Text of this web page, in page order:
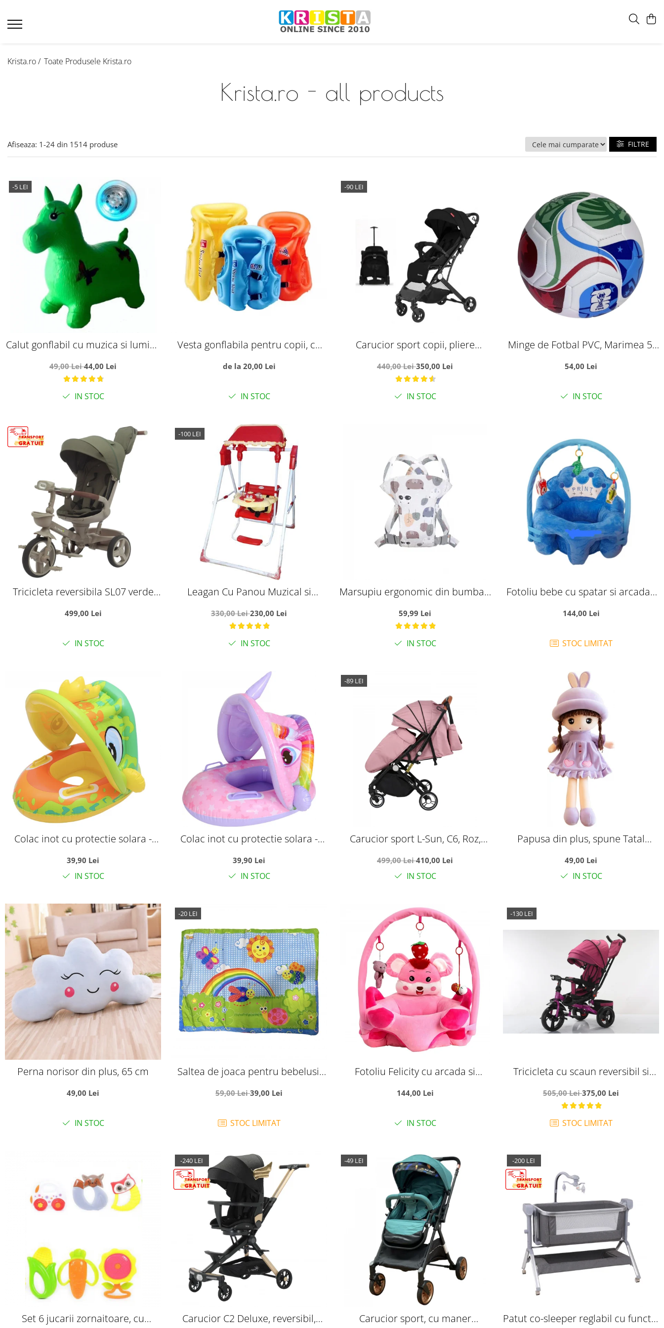
Krista.ro / Toate Produsele Krista.ro
Krista.ro - all products
Afiseaza: 1-24 din 1514 produse FILTRE
-5 LEI
Calut gonflabil cu muzica si lumini,
49,00 Lei44,00 Lei
IN STOC
Vesta gonflabila pentru copii, cu
de la 20,00 Lei
IN STOC
-90 LEI
Carucior sport copii, pliere
troller, C8 negru
440,00 Lei350,00 Lei
IN STOC
Minge de Fotbal PVC, Marimea 5,
54,00 Lei
IN STOC
Tricicleta reversibila SL07 verde
cauciuc, muzica si lumini
499,00 Lei
IN STOC
-100 LEI
Leagan Cu Panou Muzical si
330,00 Lei230,00 Lei
IN STOC
Marsupiu ergonomic din bumbac,
gri
59,99 Lei
IN STOC
Fotoliu bebe cu spatar si arcada -
144,00 Lei
STOC LIMITAT
Colac inot cu protectie solara -
39,90 Lei
IN STOC
Colac inot cu protectie solara -
39,90 Lei
IN STOC
-89 LEI
Carucior sport L-Sun, C6, Roz,
reversibil, husa de picioare si
gentuta
499,00 Lei410,00 Lei
IN STOC
Papusa din plus, spune Tatal
49,00 Lei
IN STOC
Perna norisor din plus, 65 cm
49,00 Lei
IN STOC
-20 LEI
Saltea de joaca pentru bebelusi,
cm
59,00 Lei39,00 Lei
STOC LIMITAT
Fotoliu Felicity cu arcada si
144,00 Lei
IN STOC
-130 LEI
Tricicleta cu scaun reversibil si
505,00 Lei375,00 Lei
STOC LIMITAT
Set 6 jucarii zornaitoare, cu
-240 LEI
Carucior C2 Deluxe, reversibil,
-49 LEI
Carucior sport, cu maner
-200 LEI
Patut co-sleeper reglabil cu functie